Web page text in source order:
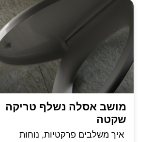
מושב אסלה נשלף טריקה
שקטה
איך משלבים פרקטיות, נוחות